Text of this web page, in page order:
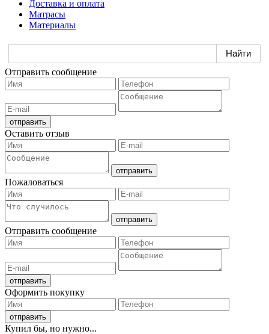
Доставка и оплата
Матрасы
Материалы
Отправить сообщение
Оставить отзыв
Пожаловаться
Отправить сообщение
Оформить покупку
Купил бы, но нужно...